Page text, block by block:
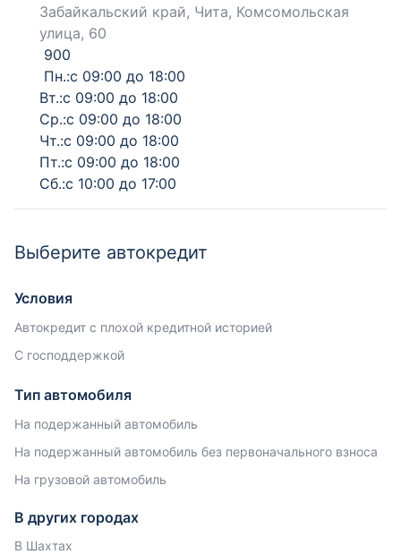
Забайкальский край, Чита, Комсомольская
улица, 60
900
Пн.:с 09:00 до 18:00
Вт.:с 09:00 до 18:00
Ср.:с 09:00 до 18:00
Чт.:с 09:00 до 18:00
Пт.:с 09:00 до 18:00
Сб.:с 10:00 до 17:00
Выберите автокредит
Условия
Автокредит с плохой кредитной историей
С господдержкой
Тип автомобиля
На подержанный автомобиль
На подержанный автомобиль без первоначального взноса
На грузовой автомобиль
В других городах
В Шахтах